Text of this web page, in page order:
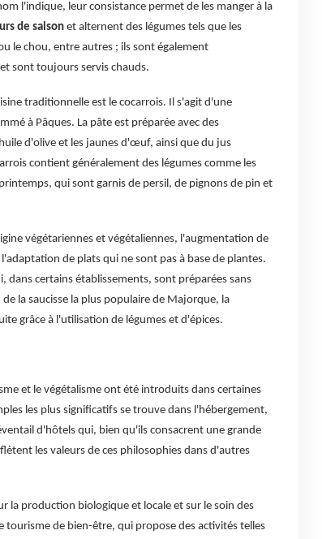
l'indique, leur consistance permet de les manger à la
de saisonet alternent des légumes tels que les
le chou, entre autres ; ils sont également
sont toujours servis chauds.
traditionnelle est le cocarrois. Il s'agit d'une
à Pâques. La pâte est préparée avec des
d'olive et les jaunes d'œuf, ainsi que du jus
contient généralement des légumes comme les
qui sont garnis de persil, de pignons de pin et
végétariennes et végétaliennes, l'augmentation de
de plats qui ne sont pas à base de plantes.
dans certains établissements, sont préparées sans
la saucisse la plus populaire de Majorque, la
grâce à l'utilisation de légumes et d'épices.
et le végétalisme ont été introduits dans certaines
les plus significatifs se trouve dans l'hébergement,
d'hôtels qui, bien qu'ils consacrent une grande
les valeurs de ces philosophies dans d'autres
la production biologique et locale et sur le soin des
tourisme de bien-être, qui propose des activités telles